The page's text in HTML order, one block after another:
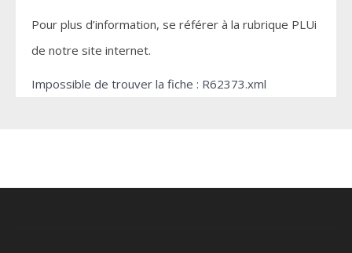
Pour plus d’information, se référer à la rubrique PLUi
de notre site internet.
Impossible de trouver la fiche : R62373.xml